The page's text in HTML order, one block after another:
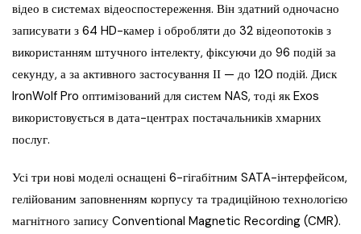
відео в системах відеоспостереження. Він здатний одночасно
записувати з 64 HD-камер і обробляти до 32 відеопотоків з
використанням штучного інтелекту, фіксуючи до 96 подій за
секунду, а за активного застосування ІІ — до 120 подій. Диск
IronWolf Pro оптимізований для систем NAS, тоді як Exos
використовується в дата-центрах постачальників хмарних
послуг.
Усі три нові моделі оснащені 6-гігабітним SATA-інтерфейсом,
гелійованим заповненням корпусу та традиційною технологією
магнітного запису Conventional Magnetic Recording (CMR).